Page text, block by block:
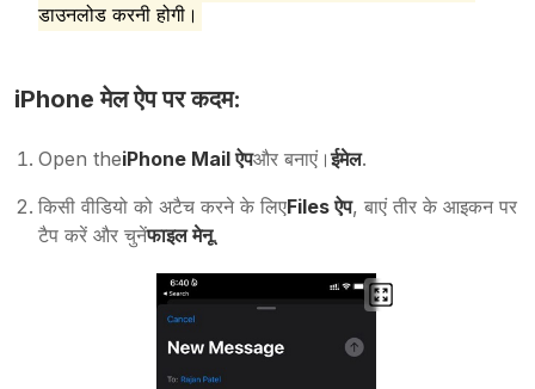
डाउनलोड करनी होगी।
iPhone मेल ऐप पर कदम:
Open theiPhone Mail ऐपऔर बनाएं।ईमेल.
किसी वीडियो को अटैच करने के लिएFiles ऐप, बाएं तीर के आइकन पर
टैप करें और चुनेंफाइल मेनू.